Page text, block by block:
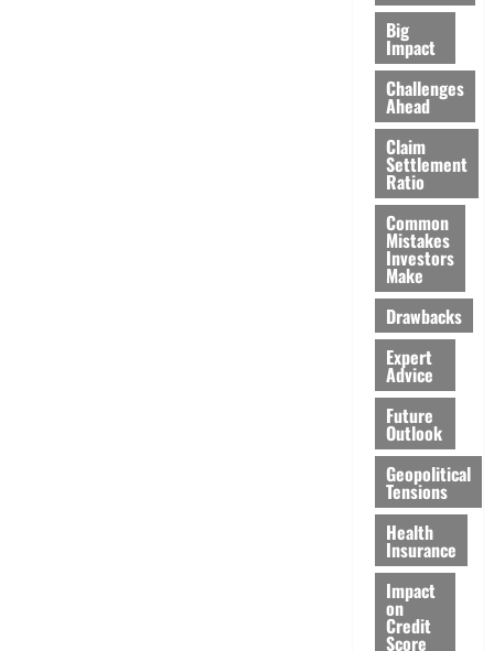
Big
Impact
Challenges
Ahead
Claim
Settlement
Ratio
Common
Mistakes
Investors
Make
Drawbacks
Expert
Advice
Future
Outlook
Geopolitical
Tensions
Health
Insurance
Impact
on
Credit
Score